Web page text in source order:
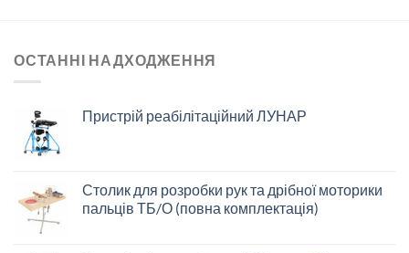
ОСТАННІ НАДХОДЖЕННЯ
Пристрій реабілітаційний ЛУНАР
Столик для розробки рук та дрібної моторики
пальців ТБ/О (повна комплектація)